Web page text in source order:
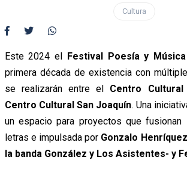
Cultura
Este 2024 el Festival Poesía y
primera década de existencia con
se realizarán entre el Centro Cultural
Centro Cultural San Joaquín. Una
un espacio para proyectos que
letras e impulsada por Gonzalo
la banda González y Los Asistentes- y